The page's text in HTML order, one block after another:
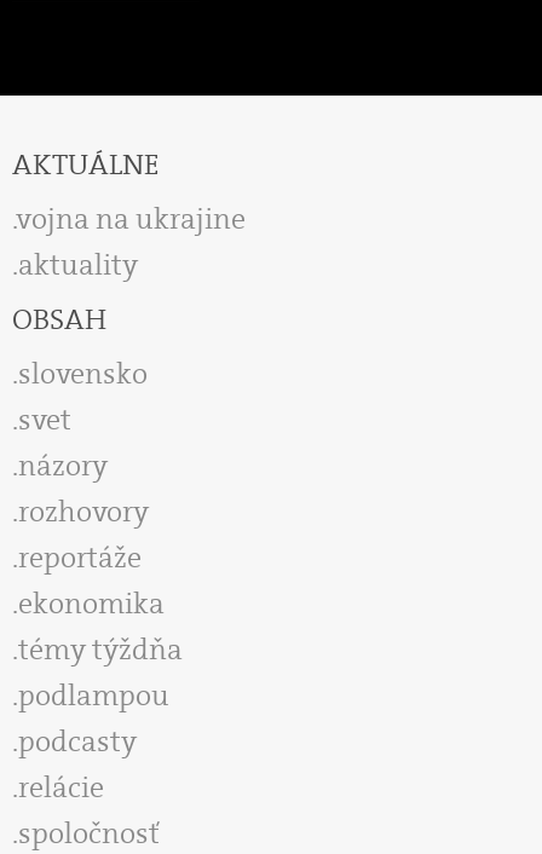
AKTUÁLNE
vojna na ukrajine
aktuality
OBSAH
slovensko
svet
názory
rozhovory
reportáže
ekonomika
témy týždňa
podlampou
podcasty
relácie
spoločnosť